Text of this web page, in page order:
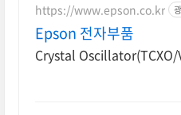
https://www.epson.co.kr
Epson 전자부품
Crystal Oscillator(TCXO/